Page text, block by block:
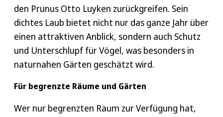
Bodenstruktur zu verbessern.
Das Pflanzloch sollte etwa doppelt so breit
wie der Wurzelballen des Otto Luyken sein.
Beim Einsetzen des Otto Luyken sollte der
oberste Teil des Wurzelballens auf
Bodenniveau liegen, um Wurzelfäule zu
vermeiden.
Das Pflanzloch mit der vorbereiteten Erde
Stellen Sie sicher, dass der Boden eine gute
Drainage aufweist, um Staunässe zu vermeiden.
Staunässe kann beim Otto Luyken Lorbeer
Wurzelfäule verursachen und das Wachstum
beeinträchtigen.
Tipp 6: Jungpflanzen intensiver gießen:
den Prunus Otto Luyken zurückgreifen. Sein
dichtes Laub bietet nicht nur das ganze Jahr über
einen attraktiven Anblick, sondern auch Schutz
und Unterschlupf für Vögel, was besonders in
naturnahen Gärten geschätzt wird.
Für begrenzte Räume und Gärten
Wer nur begrenzten Raum zur Verfügung hat,